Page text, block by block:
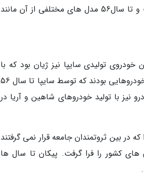
که از محصولات قدیمی تالبوت بود در سال 46 دربرنامه ایران ناسیونال قرار گرفت و تا سال56 مدل های مختلفی از آن مانند
بود که در سال 1344 تاسیس شد. اولین خودروی تولیدی سایپا نیز ژیان بود که با
مشارکت سیتروئن فرانسه تولید می شد. ژیان مهاری، ژیان پیکاپ، رنو 5 و رنو 2 خودروهایی بودند که توسط سایپا تا سال 56
نیز با تولید خودروهای شاهین و آریا در
در بین ثروتمندان جامعه قرار نمی گرفتند
کشور را فرا گرفت. پیکان تا سال ها